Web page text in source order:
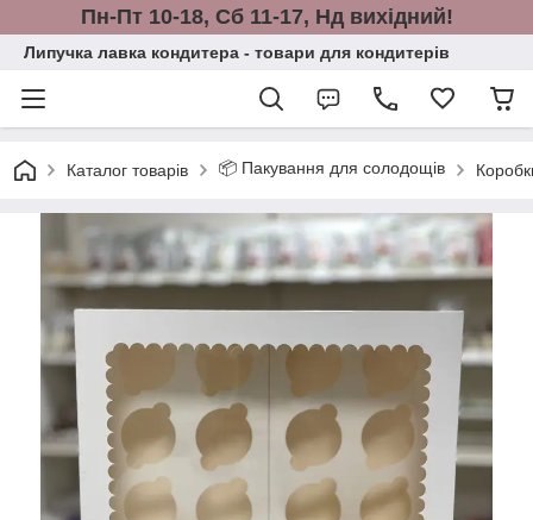
Пн-Пт 10-18, Сб 11-17, Нд вихідний!
Липучка лавка кондитера - товари для кондитерів
Каталог товарів 📦 Пакування для солодощів